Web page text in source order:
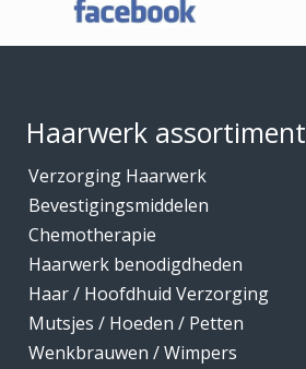
Haarwerk assortiment
Verzorging Haarwerk
Bevestigingsmiddelen
Chemotherapie
Haarwerk benodigdheden
Haar / Hoofdhuid Verzorging
Mutsjes / Hoeden / Petten
Wenkbrauwen / Wimpers